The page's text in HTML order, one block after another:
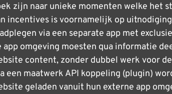
zijn naar unieke momenten welke het
incentives is voornamelijk op
via een separate app met
app omgeving moesten qua informatie
content, zonder dubbel werk voor
een maatwerk API koppeling (plugin)
geladen vanuit hun externe app